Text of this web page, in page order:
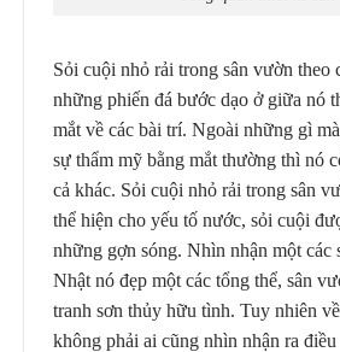
Sỏi cuội nhỏ rải trong sân vườn theo
những phiến đá bước dạo ở giữa nó
mắt về các bài trí. Ngoài những gì
sự thẩm mỹ bằng mắt thường thì nó
cả khác. Sỏi cuội nhỏ rải trong sân
thể hiện cho yếu tố nước, sỏi cuội
những gợn sóng. Nhìn nhận một các
Nhật nó đẹp một các tổng thể, sân
tranh sơn thủy hữu tình. Tuy nhiên
không phải ai cũng nhìn nhận ra